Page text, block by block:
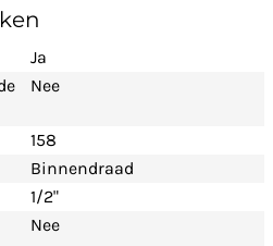
Ja
Nee
158
Binnendraad
1/2"
Nee